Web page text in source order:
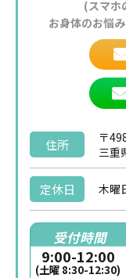
(スマホ
お身体のお悩
住所
〒
三重
定休日 木曜
受付時間
9:00-12:00
(土曜 8:30-12:30)